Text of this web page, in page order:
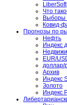
LiberSoft
Что
Выборы
Ковид-
Прогнозы по
Нефть
Индекс
EUR/
доллар/
Архив
Индекс
Золото
Индекс